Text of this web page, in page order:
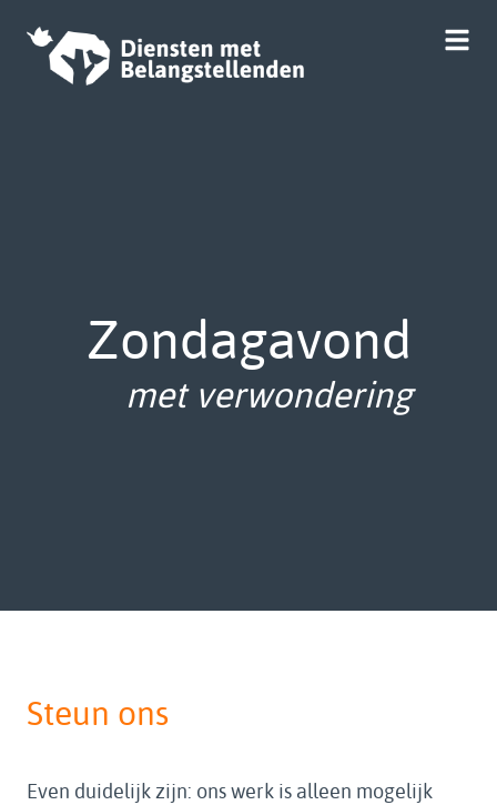
Zondagavond
met verwondering
Steun ons
Even duidelijk zijn: ons werk is alleen mogelijk